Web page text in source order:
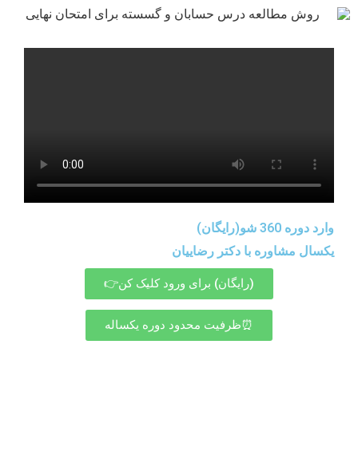
وارد دوره 360 شو(رایگان)
یکسال مشاوره با دکتر رضاییان
(رایگان) برای ورود کلیک کن👉
⏰ظرفیت محدود دوره یکساله